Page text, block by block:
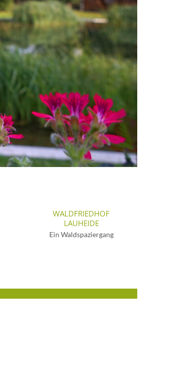
WALDFRIEDHOF
LAUHEIDE
Ein Waldspaziergang